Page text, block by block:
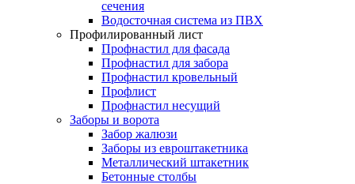
сечения
Водосточная система из ПВХ
Профилированный лист
Профнастил для фасада
Профнастил для забора
Профнастил кровельный
Профлист
Профнастил несущий
Заборы и ворота
Забор жалюзи
Заборы из евроштакетника
Металлический штакетник
Бетонные столбы